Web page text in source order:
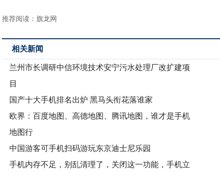
推荐阅读：旗龙网
相关新闻
兰州市长调研中信环境技术安宁污水处理厂改扩建项
目
国产十大手机排名出炉 黑马头衔花落谁家
欧界：百度地图、高德地图、腾讯地图，谁才是手机
地图行
中国游客可手机扫码游玩东京迪士尼乐园
手机内存不足，别乱清理了，关闭这一功能，手机立